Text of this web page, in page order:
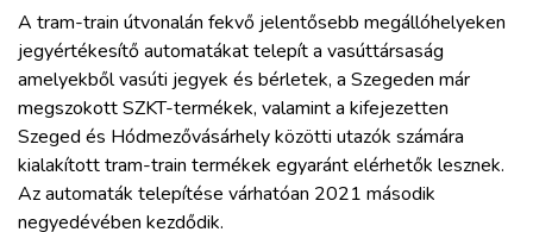
A tram-train útvonalán fekvő jelentősebb megállóhelyeken
jegyértékesítő automatákat telepít a vasúttársaság
amelyekből vasúti jegyek és bérletek, a Szegeden már
megszokott SZKT-termékek, valamint a kifejezetten
Szeged és Hódmezővásárhely közötti utazók számára
kialakított tram-train termékek egyaránt elérhetők lesznek.
Az automaták telepítése várhatóan 2021 második
negyedévében kezdődik.